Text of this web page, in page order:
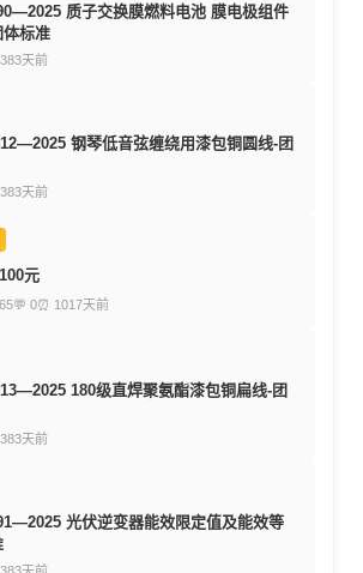
质子交换膜燃料电池 膜电极组件
体标准
天前
钢琴低音弦缠绕用漆包铜圆线-团
天前
元
💬 0⏰ 1017天前
180级直焊聚氨酯漆包铜扁线-团
天前
光伏逆变器能效限定值及能效等
天前